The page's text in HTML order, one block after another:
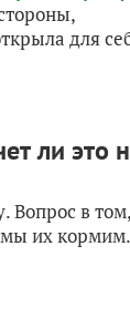
для
ли это
Вопрос в
мы их